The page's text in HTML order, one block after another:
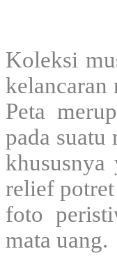
Koleksi
kelancaran
Peta
pada suatu
relief
foto
mata uang.